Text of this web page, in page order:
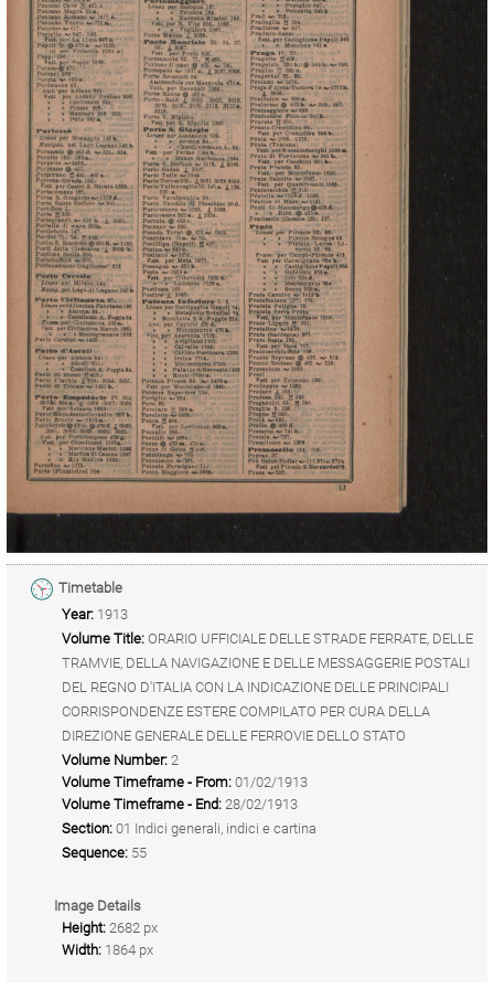
Timetable
Year: 1913
Volume Title: ORARIO UFFICIALE DELLE STRADE FERRATE, DELLE
TRAMVIE, DELLA NAVIGAZIONE E DELLE MESSAGGERIE POSTALI
DEL REGNO D'ITALIA CON LA INDICAZIONE DELLE PRINCIPALI
CORRISPONDENZE ESTERE COMPILATO PER CURA DELLA
DIREZIONE GENERALE DELLE FERROVIE DELLO STATO
Volume Number: 2
Volume Timeframe - From: 01/02/1913
Volume Timeframe - End: 28/02/1913
Section: 01 Indici generali, indici e cartina
Sequence: 55
Image Details
Height: 2682 px
Width: 1864 px